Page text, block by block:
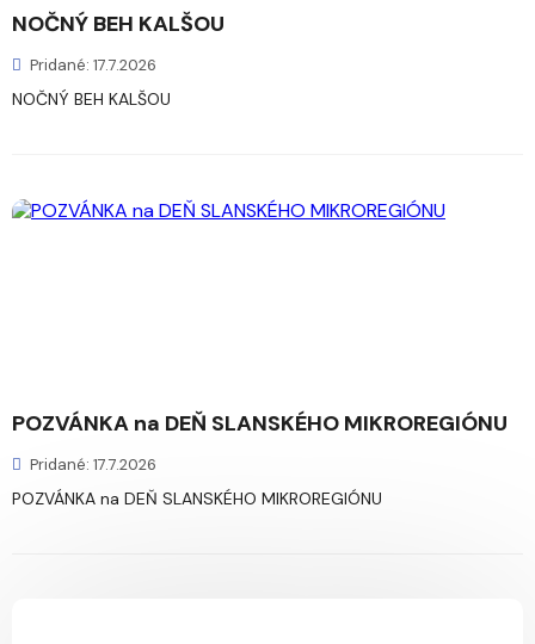
NOČNÝ BEH KALŠOU
Pridané: 17.7.2026
NOČNÝ BEH KALŠOU
POZVÁNKA na DEŇ SLANSKÉHO MIKROREGIÓNU
Pridané: 17.7.2026
POZVÁNKA na DEŇ SLANSKÉHO MIKROREGIÓNU